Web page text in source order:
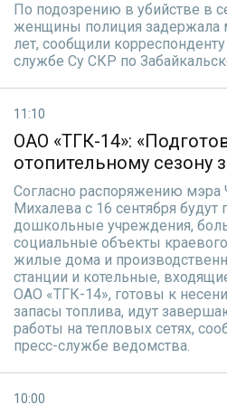
По подозрению в убийстве в
женщины полиция задержала
лет, сообщили
службе Су СКР по
11:10
ОАО «ТГК-14»:
отопительному сезону
Согласно распоряжению мэра
Михалева с 16 сентября
дошкольные учреждения,
социальные объекты
жилые дома и
станции и котельные,
ОАО «ТГК-14», готовы к
запасы топлива, идут
работы на тепловых сетях,
пресс-службе ведомства.
10:00